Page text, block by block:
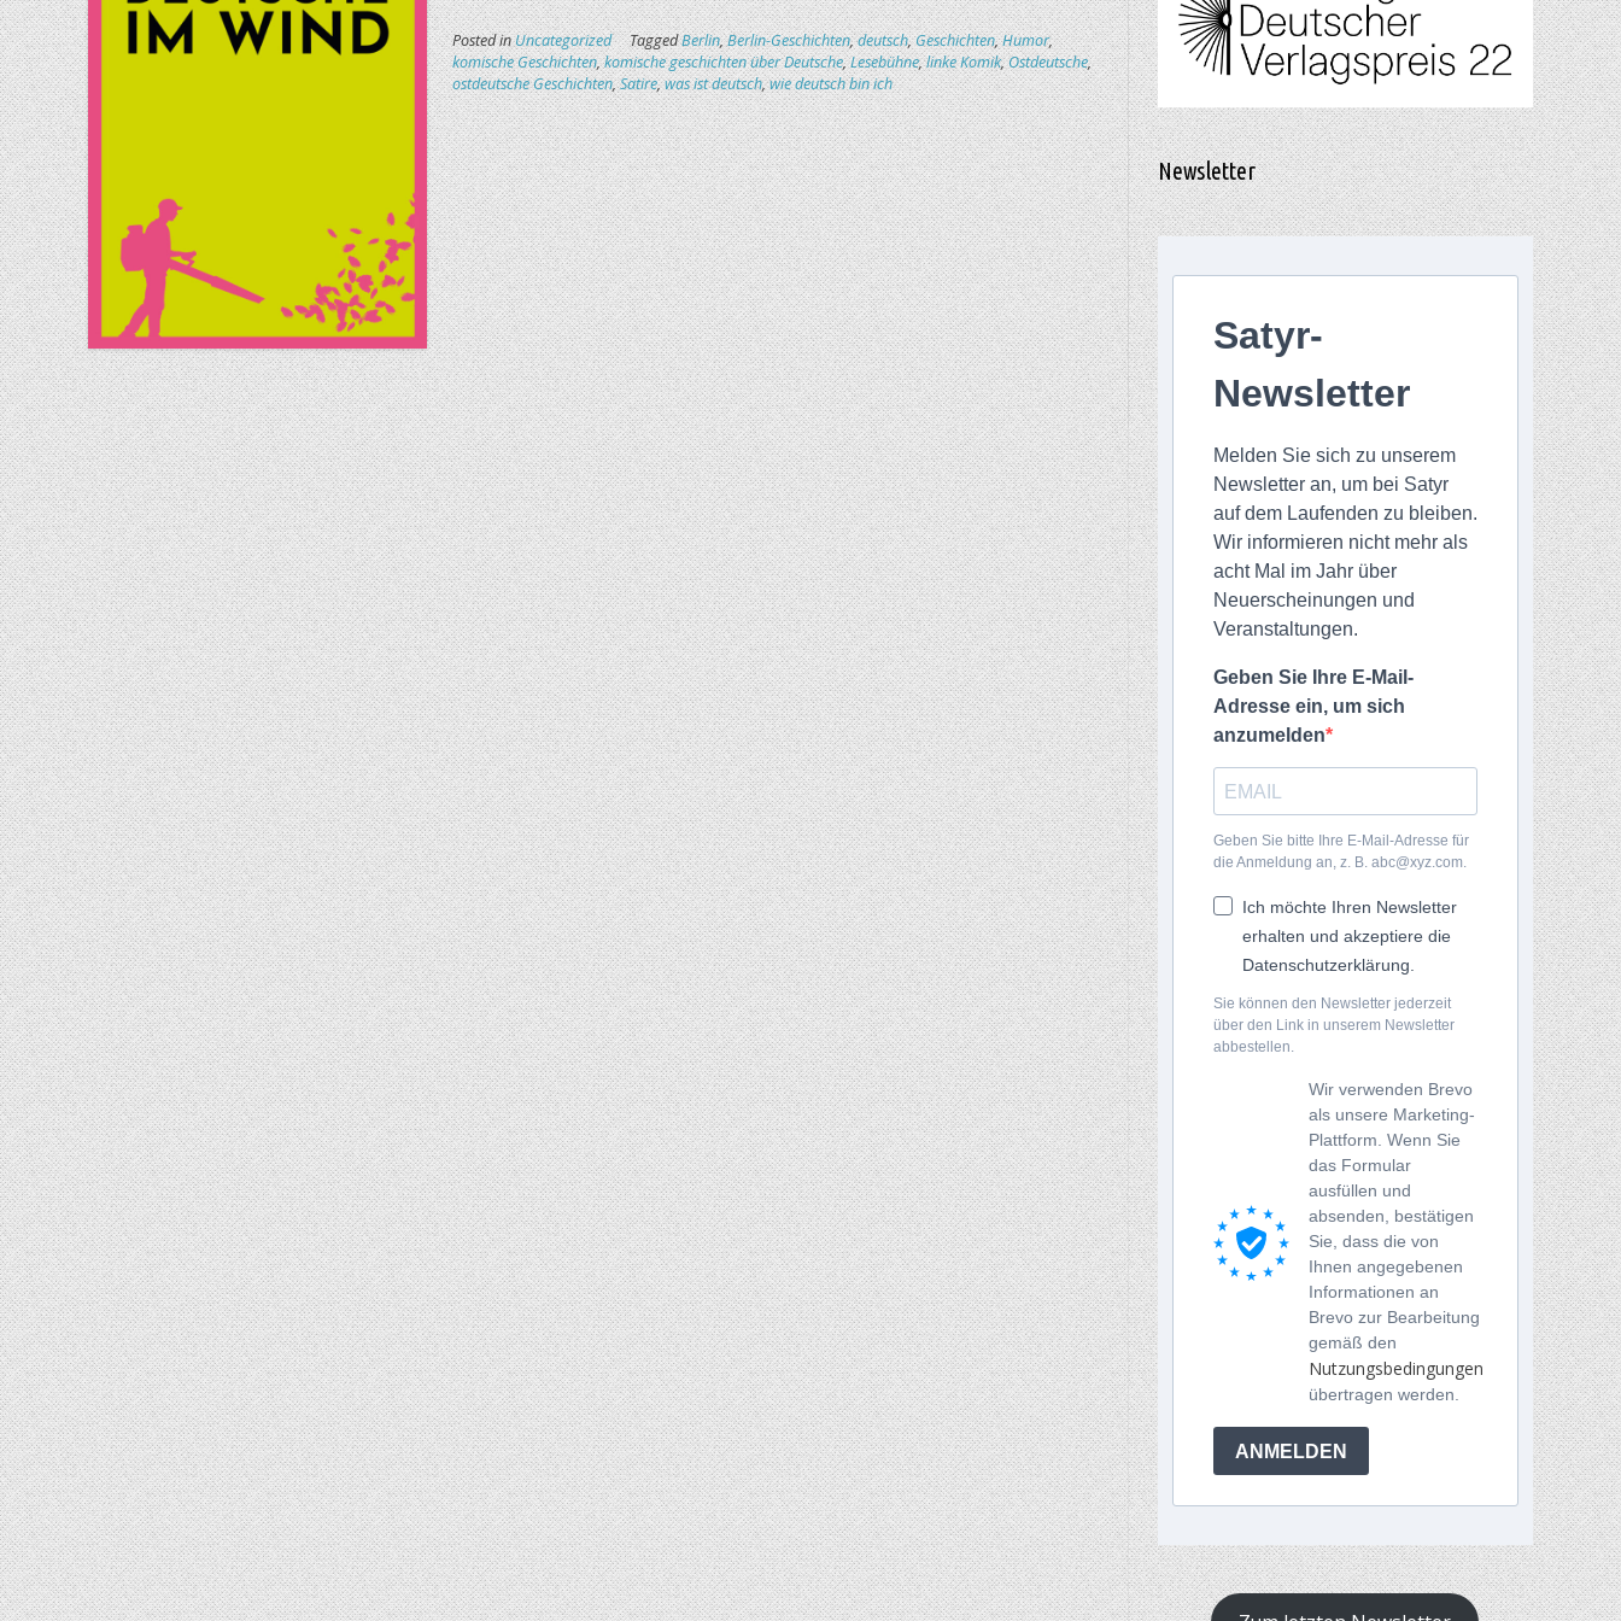
Posted inUncategorized TaggedBerlin,Berlin-Geschichten,deutsch,Geschichten,Humor,
komische Geschichten,komische geschichten über Deutsche,Lesebühne,linke Komik,Ostdeutsche,
ostdeutsche Geschichten,Satire,was ist deutsch,wie deutsch bin ich
Newsletter
Satyr-
Newsletter
Melden Sie sich zu unserem
Newsletter an, um bei Satyr
auf dem Laufenden zu bleiben.
Wir informieren nicht mehr als
acht Mal im Jahr über
Neuerscheinungen und
Veranstaltungen.
Geben Sie Ihre E-Mail-
Adresse ein, um sich
anzumelden
Geben Sie bitte Ihre E-Mail-Adresse für
die Anmeldung an, z. B. abc@xyz.com.
Ich möchte Ihren Newsletter
erhalten und akzeptiere die
Datenschutzerklärung.
Sie können den Newsletter jederzeit
über den Link in unserem Newsletter
abbestellen.
Wir verwenden Brevo
als unsere Marketing-
Plattform. Wenn Sie
das Formular
ausfüllen und
absenden, bestätigen
Sie, dass die von
Ihnen angegebenen
Informationen an
Brevo zur Bearbeitung
gemäß den
Nutzungsbedingungen
übertragen werden.
ANMELDEN